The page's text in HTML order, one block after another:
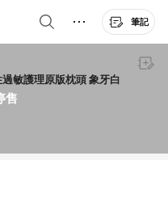
筆記
售
護理原版枕頭 象牙白